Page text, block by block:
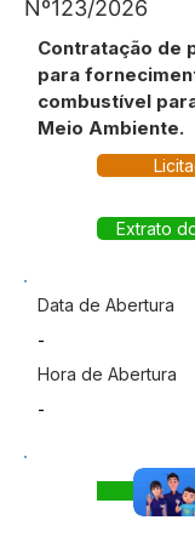
Nº123/2026
Contratação de
para
combustível
Meio Ambiente.
Extrato
Data de Abertura
-
Hora de Abertura
-